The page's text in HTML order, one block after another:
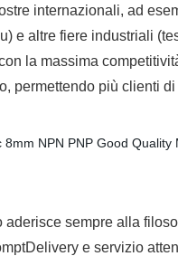
internazionali, ad
e altre fiere industriali
la massima
permettendo più clienti
sempre alla
e servizio